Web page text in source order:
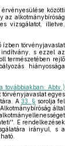
közötti
az alkotmánybíróság
vizsgálatot, illetve,
ízben törvényjavaslat
indítvány, s ezzel az
természetében rejlő
hiányossága
továbbiakban: Abtv.)
törvényjavaslat egyes
A 33. § sorolja fel
által
E rendelkezések
irányul, s a